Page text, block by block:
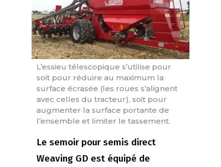
L’essieu télescopique s’utilise pour
soit pour réduire au maximum la
surface écrasée (les roues s’alignent
avec celles du tracteur), soit pour
augmenter la surface portante de
l’ensemble et limiter le tassement.
Le semoir pour semis direct
Weaving GD est équipé de